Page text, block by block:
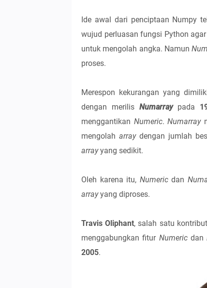
Ide awal dari penciptaan Numpy
wujud perluasan fungsi Python
untuk mengolah angka. Namun
proses.
Merespon kekurangan yang
dengan merilis Numarraypada
menggantikan Numeric.Numarray
mengolah array dengan jumlah
arrayyang sedikit.
Oleh karena itu, Numericdan
arrayyang diproses.
Travis Oliphant, salah satu
menggabungkan fitur Numericdan
2005.